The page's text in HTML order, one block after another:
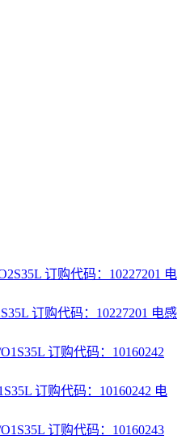
订购代码：10227201 电感
订购代码：10160242 电